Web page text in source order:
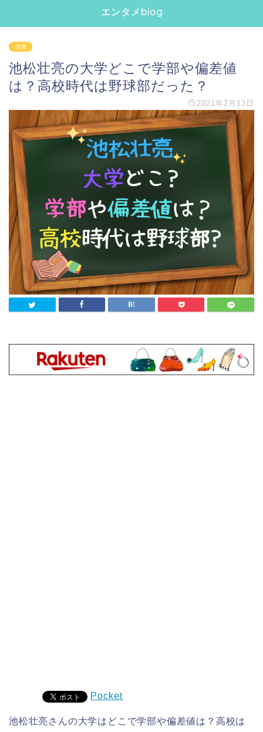
エンタメblog
俳優
池松壮亮の大学どこで学部や偏差値
は？高校時代は野球部だった？
2021年2月13日
Pocket
池松壮亮さんの大学はどこで学部や偏差値は？高校は